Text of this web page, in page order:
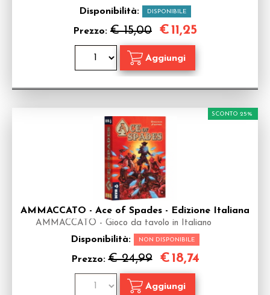
Disponibilità: DISPONIBILE
Prezzo: € 15,00 €11,25
AMMACCATO - Ace of Spades - Edizione Italiana
AMMACCATO - Gioco da tavolo in Italiano
Disponibilità: NON DISPONIBILE
Prezzo:€ 24,99
SCONTO 25%
€18,74